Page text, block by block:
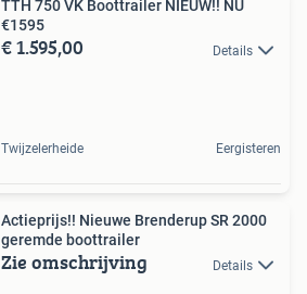
TTH 750 VK Boottrailer NIEUW!! NU
€1595
€ 1.595,00 Details
Twijzelerheide Eergisteren
Actieprijs!! Nieuwe Brenderup SR 2000
geremde boottrailer
Zie omschrijving Details